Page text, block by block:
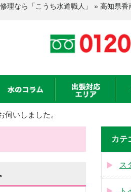
理なら「こうち水道職人」 » 高知県
いしました。
カテ
ス